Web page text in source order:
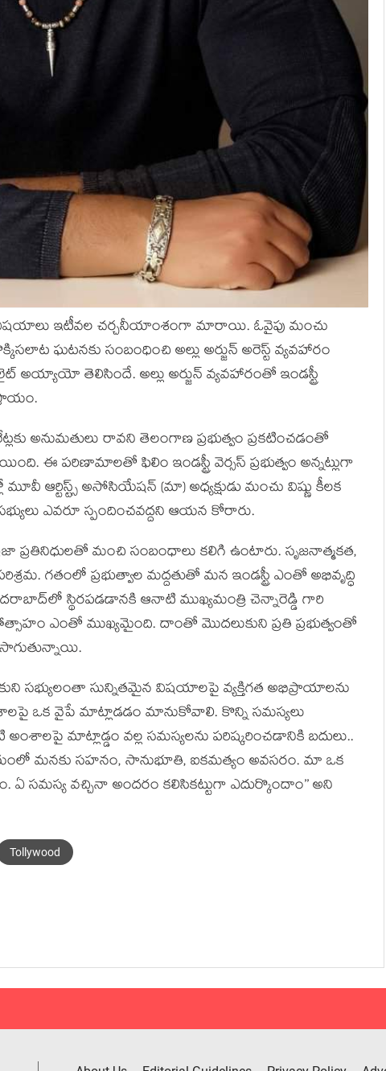
విషయాలు ఇటీవల చర్చనీయాంశంగా మారాయి. ఓవైపు మంచు
ఘటనకు సంబంధించి అల్లు అర్జున్ అరెస్ట్ వ్యవహారం
తెలిసిందే. అల్లు అర్జున్ వ్యవహారంతో ఇండస్ట్రీ
అనుమతులు రావని తెలంగాణ ప్రభుత్వం ప్రకటించడంతో
ఈ పరిణామాలతో ఫిలిం ఇండస్ట్రీ వెర్సస్ ప్రభుత్వం అన్నట్లుగా
ఆర్టిస్ట్స్ అసోసియేషన్ (మా) అధ్యక్షుడు మంచు విష్ణు కీలక
ఎవరూ స్పందించవద్దని ఆయన కోరారు.
ప్రతినిధులతో మంచి సంబంధాలు కలిగి ఉంటారు. సృజనాత్మకత,
గతంలో ప్రభుత్వాల మద్దతుతో మన ఇండస్ట్రీ ఎంతో అభివృద్ధి
స్థిరపడడానకి ఆనాటి ముఖ్యమంత్రి చెన్నారెడ్డి గారి
ఎంతో ముఖ్యమైంది. దాంతో మొదలుకుని ప్రతి ప్రభుత్వంతో
సభ్యులంతా సున్నితమైన విషయాలపై వ్యక్తిగత అభిప్రాయాలను
ఒక వైపే మాట్లాడడం మానుకోవాలి. కొన్ని సమస్యలు
మాట్లాడ్డం వల్ల సమస్యలను పరిష్కరించడానికి బదులు..
మనకు సహనం, సానుభూతి, ఐకమత్యం అవసరం. మా ఒక
ఏ సమస్య వచ్చినా అందరం కలిసికట్టుగా ఎదుర్కొందాం’’ అని
Tollywood